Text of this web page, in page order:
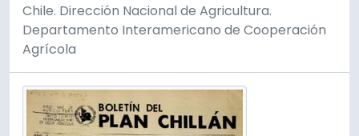
Chile. Dirección Nacional de Agricultura.
Departamento Interamericano de Cooperación
Agrícola